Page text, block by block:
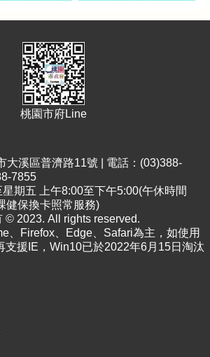
桃園市府Line
大溪區普濟路11號 | 電話：(03)388-
7855
期五 上午8:00至下午5:00(午休時間
健保換卡照常服務)
© 2023. All rights reserved.
、Firefox、Edge、Safari為主，如使用
支援IE，Win10已於2022年6月15日淘汰